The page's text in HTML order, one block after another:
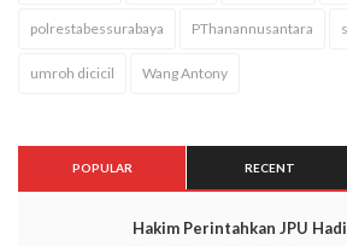
polrestabessurabaya PThanannusantara
umroh dicicil Wang Antony
POPULAR RECENT
Hakim Perintahkan JPU